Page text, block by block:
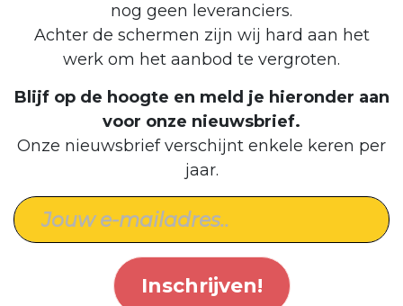
nog geen leveranciers.
Achter de schermen zijn wij hard aan het
werk om het aanbod te vergroten.
Blijf op de hoogte en meld je hieronder aan
voor onze nieuwsbrief.
Onze nieuwsbrief verschijnt enkele keren per
jaar.
Inschrijven!